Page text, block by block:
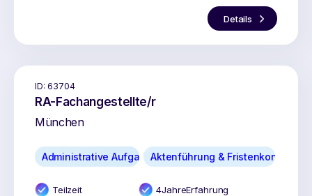
Details
ID: 63704
RA-Fachangestellte/r
München
Administrative AufgabenAktenführung & Fristenkontrolle
Teilzeit 4JahreErfahrung